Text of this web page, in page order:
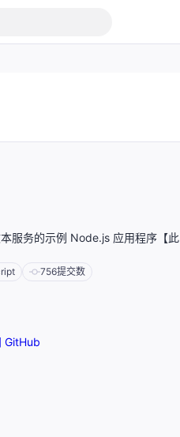
服务的示例 Node.js 应用程序【此
756提交数
GitHub